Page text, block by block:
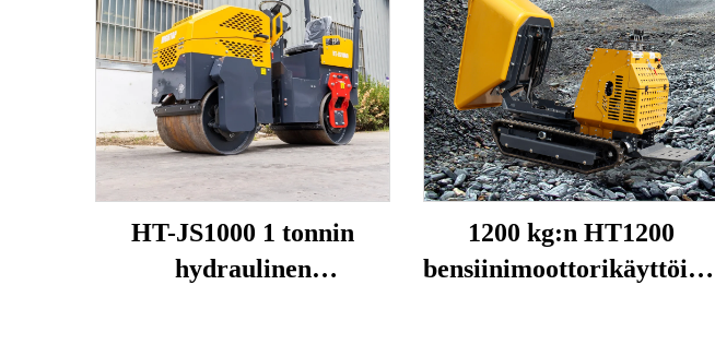
HT-JS1000 1 tonnin
hydraulinen
1200 kg:n HT1200
bensiinimoottorikäyttöinen